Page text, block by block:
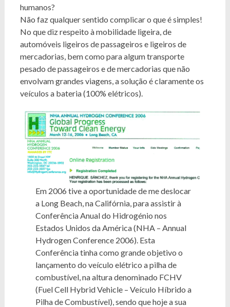
humanos?
Não faz qualquer sentido complicar o que é simples!
No que diz respeito à mobilidade ligeira, de
automóveis ligeiros de passageiros e ligeiros de
mercadorias, bem como para algum transporte
pesado de passageiros e de mercadorias que não
envolvam grandes viagens, a solução é claramente os
veículos a bateria (100% elétricos).
Em 2006 tive a oportunidade de me deslocar
a Long Beach, na Califórnia, para assistir à
Conferência Anual do Hidrogénio nos
Estados Unidos da América (NHA – Annual
Hydrogen Conference 2006). Esta
Conferência tinha como grande objetivo o
lançamento do veículo elétrico a pilha de
combustível, na altura denominado FCHV
(Fuel Cell Hybrid Vehicle – Veículo Híbrido a
Pilha de Combustível), sendo que hoje a sua